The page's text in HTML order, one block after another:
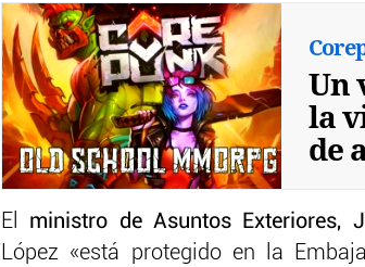
Un
la
de
El ministro de Asuntos Exteriores,
López «está protegido en la